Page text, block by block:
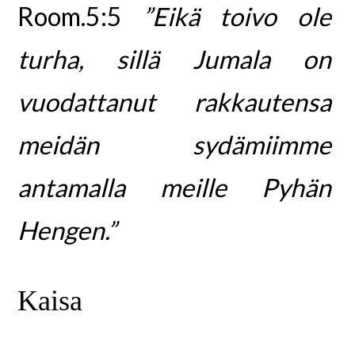
Room.5:5
”Eikä toivo ole
turha, sillä Jumala on
vuodattanut rakkautensa
meidän sydämiimme
antamalla meille Pyhän
Hengen.”
Kaisa